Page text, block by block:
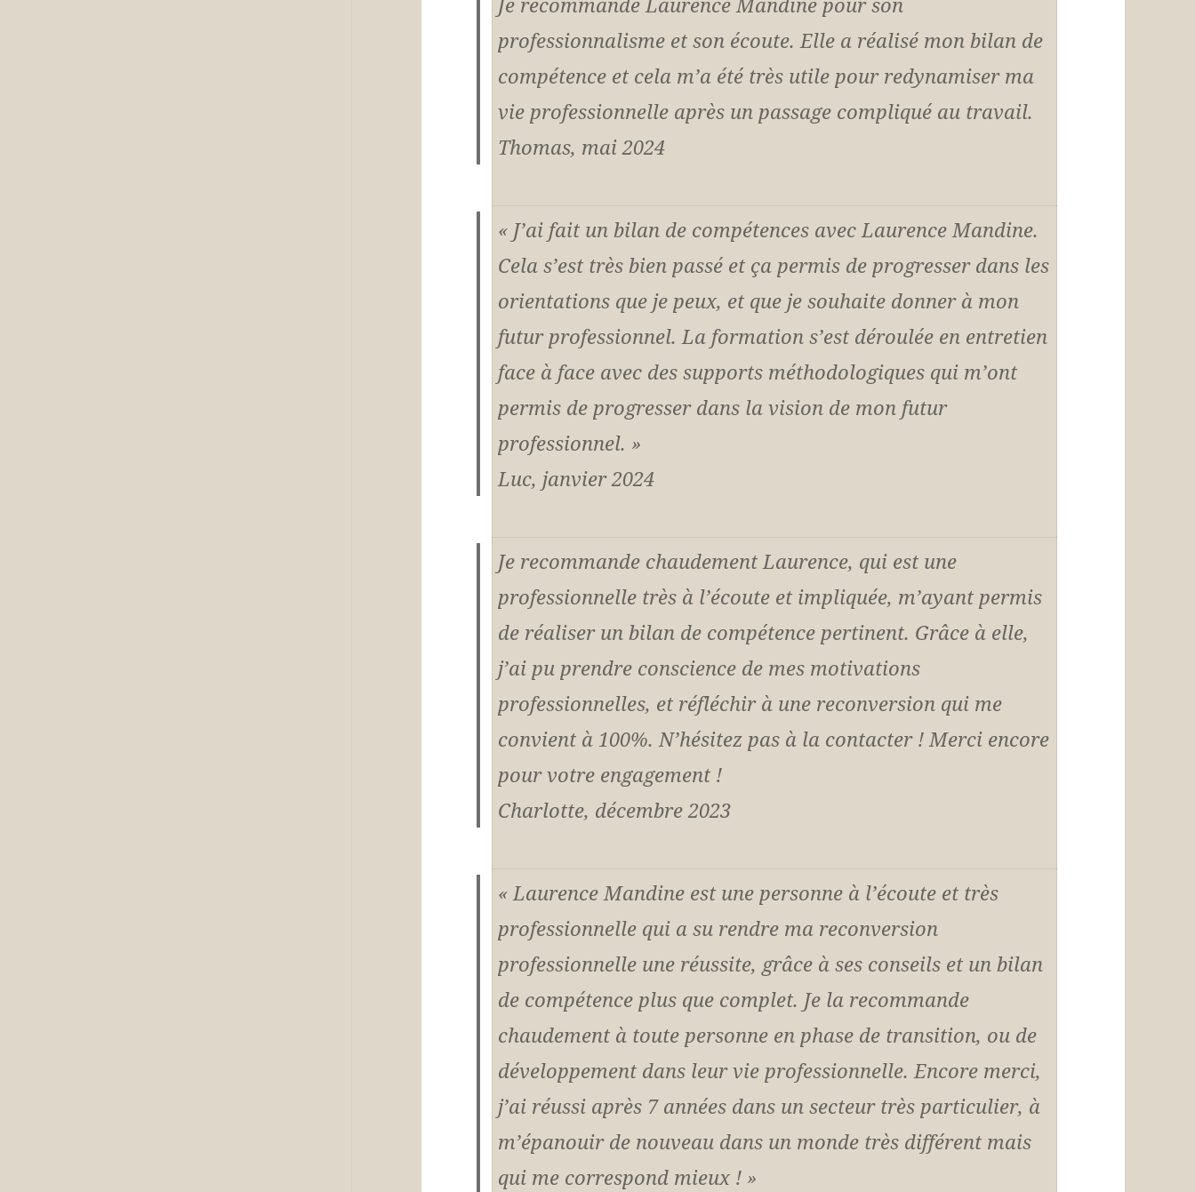
professionnalisme et son écoute. Elle a réalisé mon bilan de
compétence et cela m’a été très utile pour redynamiser ma
vie professionnelle après un passage compliqué au travail.
Thomas, mai 2024
« J’ai fait un bilan de compétences avec Laurence Mandine.
Cela s’est très bien passé et ça permis de progresser dans les
orientations que je peux, et que je souhaite donner à mon
futur professionnel. La formation s’est déroulée en entretien
face à face avec des supports méthodologiques qui m’ont
permis de progresser dans la vision de mon futur
professionnel. »
Luc, janvier 2024
Je recommande chaudement Laurence, qui est une
professionnelle très à l’écoute et impliquée, m’ayant permis
de réaliser un bilan de compétence pertinent. Grâce à elle,
j’ai pu prendre conscience de mes motivations
professionnelles, et réfléchir à une reconversion qui me
convient à 100%. N’hésitez pas à la contacter ! Merci encore
pour votre engagement !
Charlotte, décembre 2023
« Laurence Mandine est une personne à l’écoute et très
professionnelle qui a su rendre ma reconversion
professionnelle une réussite, grâce à ses conseils et un bilan
de compétence plus que complet. Je la recommande
chaudement à toute personne en phase de transition, ou de
développement dans leur vie professionnelle. Encore merci,
j’ai réussi après 7 années dans un secteur très particulier, à
m’épanouir de nouveau dans un monde très différent mais
qui me correspond mieux ! »